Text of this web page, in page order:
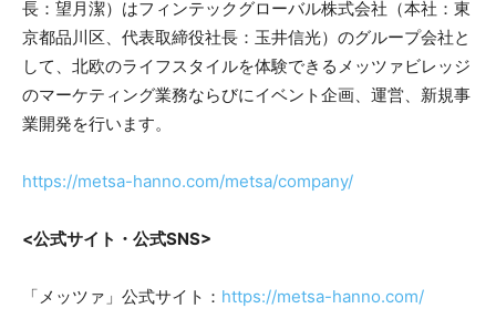
長：望月潔）はフィンテックグローバル株式会社（本社：東
京都品川区、代表取締役社長：玉井信光）のグループ会社と
して、北欧のライフスタイルを体験できるメッツァビレッジ
のマーケティング業務ならびにイベント企画、運営、新規事
業開発を行います。
https://metsa-hanno.com/metsa/company/
<公式サイト・公式SNS>
「メッツァ」公式サイト： https://metsa-hanno.com/